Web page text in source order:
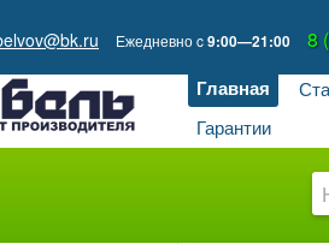
Ежедневноc9:00—21:00 8
Главная
Гарантии